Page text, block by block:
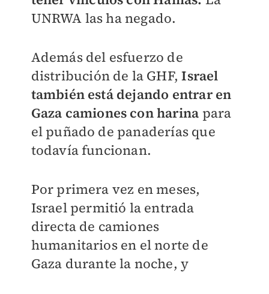
UNRWA las ha negado.
Además del esfuerzo de
distribución de la GHF,Israel
también está dejando entrar en
Gaza camiones con harina para
el puñado de panaderías que
todavía funcionan.
Por primera vez en meses,
Israel permitió la entrada
directa de camiones
humanitarios en el norte de
Gaza durante la noche, y